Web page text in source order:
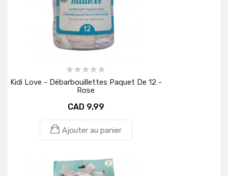
Kidi Love - Débarbouillettes Paquet De 12 -
Rose
CAD 9,99
Ajouter au panier